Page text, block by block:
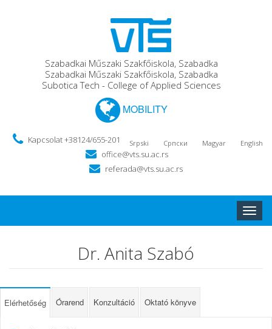
Szabadkai Műszaki Szakfőiskola, Szabadka
Szabadkai Műszaki Szakfőiskola, Szabadka
Subotica Tech - College of Applied Sciences
MOBILITY
Srpski Српски Magyar English
Kapcsolat +38124/655-201
office@vts.su.ac.rs
referada@vts.su.ac.rs
Toggle
Dr. Anita Szabó
Elérhetőség Órarend Konzultáció Oktató könyve